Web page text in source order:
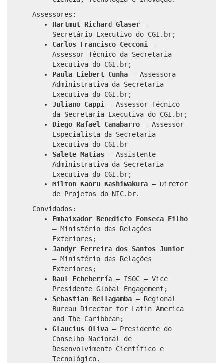
Assessores:
Hartmut Richard Glaser –
Secretário Executivo do CGI.br;
Carlos Francisco Cecconi
–
Assessor Técnico da Secretaria
Executiva do CGI.br;
Paula Liebert Cunha – Assessora
Administrativa da Secretaria
Executiva do CGI.br;
Juliano Cappi
– Assessor Técnico
da Secretaria Executiva do CGI.br;
Diego Rafael Canabarro – Assessor
Especialista da Secretaria
Executiva do CGI.br
Salete Matias – Assistente
Administrativa da Secretaria
Executiva do CGI.br;
Milton Kaoru Kashiwakura – Diretor
de Projetos do NIC.br.
Convidados:
Embaixador Benedicto Fonseca Filho
– Ministério das Relações
Exteriores;
Jandyr Ferreira dos Santos Junior
– Ministério das Relações
Exteriores;
Raul Echeberría – ISOC – Vice
Presidente Global Engagement;
Sebastian Bellagamba – Regional
Bureau Director for Latin America
and The Caribbean;
Glaucius Oliva – Presidente do
Conselho Nacional de
Desenvolvimento Científico e
Tecnológico.